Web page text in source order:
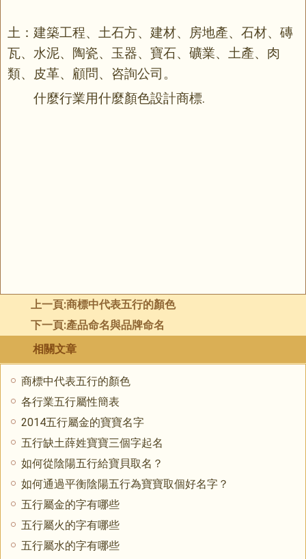
土：建築工程、土石方、建材、房地產、石材、磚
瓦、水泥、陶瓷、玉器、寶石、礦業、土產、肉
類、皮革、顧問、咨詢公司。
什麼行業用什麼顏色設計商標.
上一頁:商標中代表五行的顏色
下一頁:產品命名與品牌命名
相關文章
商標中代表五行的顏色
各行業五行屬性簡表
2014五行屬金的寶寶名字
五行缺土薛姓寶寶三個字起名
如何從陰陽五行給寶貝取名？
如何通過平衡陰陽五行為寶寶取個好名字？
五行屬金的字有哪些
五行屬火的字有哪些
五行屬水的字有哪些